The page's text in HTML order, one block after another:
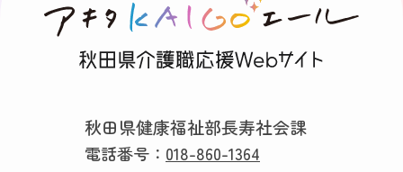
秋田県健康福祉部長寿社会課
電話番号： 018-860-1364